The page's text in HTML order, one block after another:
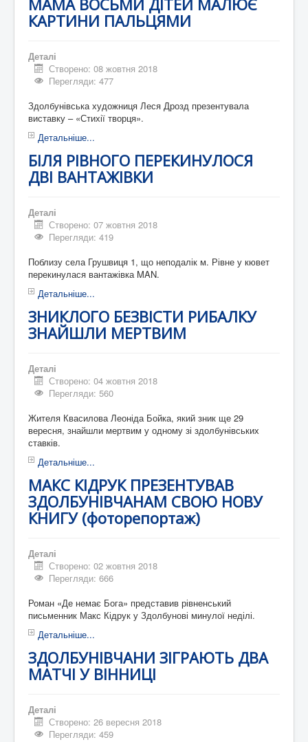
МАМА ВОСЬМИ ДІТЕЙ МАЛЮЄ
КАРТИНИ ПАЛЬЦЯМИ
Деталі
Створено: 08 жовтня 2018
Перегляди: 477
Здолбунівська художниця Леся Дрозд презентувала
виставку – «Стихії творця».
Детальніше...
БІЛЯ РІВНОГО ПЕРЕКИНУЛОСЯ
ДВІ ВАНТАЖІВКИ
Деталі
Створено: 07 жовтня 2018
Перегляди: 419
Поблизу села Грушвиця 1, що неподалік м. Рівне у кювет
перекинулася вантажівка MAN.
Детальніше...
ЗНИКЛОГО БЕЗВІСТИ РИБАЛКУ
ЗНАЙШЛИ МЕРТВИМ
Деталі
Створено: 04 жовтня 2018
Перегляди: 560
Жителя Квасилова Леоніда Бойка, який зник ще 29
вересня, знайшли мертвим у одному зі здолбунівських
ставків.
Детальніше...
МАКС КІДРУК ПРЕЗЕНТУВАВ
ЗДОЛБУНІВЧАНАМ СВОЮ НОВУ
КНИГУ (фоторепортаж)
Деталі
Створено: 02 жовтня 2018
Перегляди: 666
Роман «Де немає Бога» представив рівненський
письменник Макс Кідрук у Здолбунові минулої неділі.
Детальніше...
ЗДОЛБУНІВЧАНИ ЗІГРАЮТЬ ДВА
МАТЧІ У ВІННИЦІ
Деталі
Створено: 26 вересня 2018
Перегляди: 459